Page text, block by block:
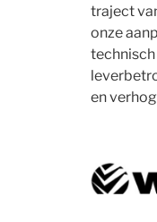
traject
onze
en